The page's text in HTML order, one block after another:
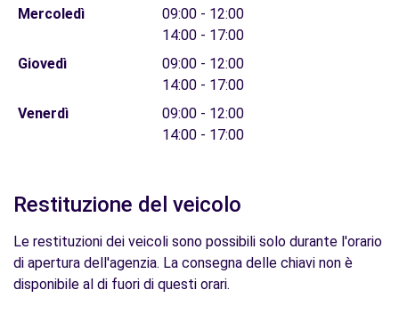
Mercoledì
09:00 - 12:00
14:00 - 17:00
Giovedì
09:00 - 12:00
14:00 - 17:00
Venerdì
09:00 - 12:00
14:00 - 17:00
Restituzione del veicolo
Le restituzioni dei veicoli sono possibili solo durante l'orario
di apertura dell'agenzia. La consegna delle chiavi non è
disponibile al di fuori di questi orari.